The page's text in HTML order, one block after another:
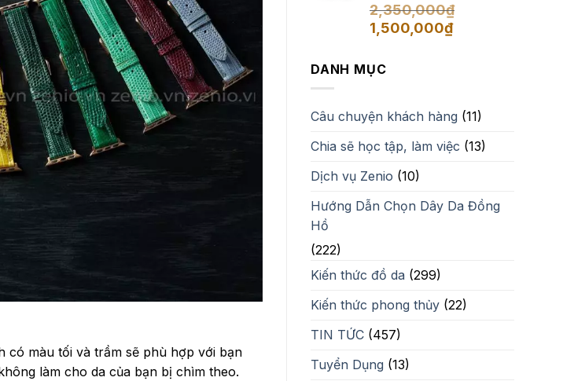
có màu tối và trầm sẽ phù hợp với bạn
làm cho da của bạn bị chìm theo.
2,350,000₫
Giá
2,350,000₫.
1,500,000₫Giá
DANH MỤC
Câu chuyện khách hàng (11)
Chia sẽ học tập, làm việc (13)
Dịch vụ Zenio (10)
Hướng Dẫn Chọn Dây Da Đồng
Hồ
(222)
Kiến thức đồ da (299)
Kiến thức phong thủy (22)
TIN TỨC (457)
Tuyển Dụng (13)